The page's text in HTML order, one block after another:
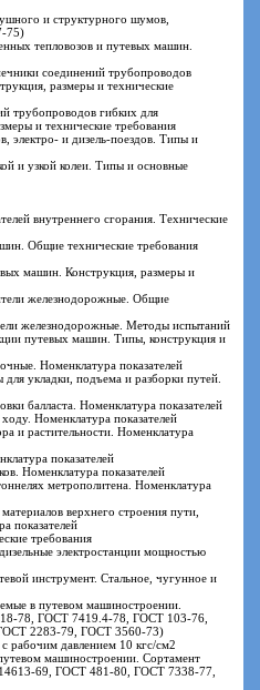
и структурного шумов,
75)
тепловозов и путевых машин.
соединений трубопроводов
размеры и технические
трубопроводов гибких для
и технические требования
электро- и дизель-поездов. Типы и
и узкой колеи. Типы и основные
внутреннего сгорания. Технические
Общие технические требования
машин. Конструкция, размеры и
железнодорожные. Общие
железнодорожные. Методы испытаний
путевых машин. Типы, конструкция и
Номенклатура показателей
укладки, подъема и разборки путей.
балласта. Номенклатура показателей
Номенклатура показателей
и растительности. Номенклатура
показателей
Номенклатура показателей
метрополитена. Номенклатура
верхнего строения пути,
показателей
требования
электростанции мощностью
инструмент. Стальное, чугунное и
в путевом машиностроении.
78, ГОСТ 7419.4-78, ГОСТ 103-76,
2283-79, ГОСТ 3560-73)
рабочим давлением 10 кгс/см2
машиностроении. Сортамент
69, ГОСТ 481-80, ГОСТ 7338-77,